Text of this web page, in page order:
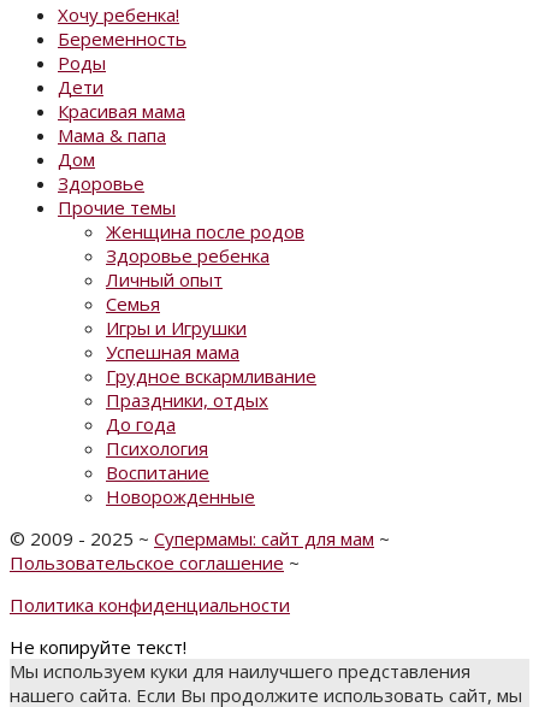
Хочу ребенка!
Беременность
Роды
Дети
Красивая мама
Мама & папа
Дом
Здоровье
Прочие темы
Женщина после родов
Здоровье ребенка
Личный опыт
Семья
Игры и Игрушки
Успешная мама
Грудное вскармливание
Праздники, отдых
До года
Психология
Воспитание
Новорожденные
© 2009 - 2025 ~ Супермамы: сайт для мам ~
Пользовательское соглашение ~
Политика конфиденциальности
Не копируйте текст!
Мы используем куки для наилучшего представления
нашего сайта. Если Вы продолжите использовать сайт, мы